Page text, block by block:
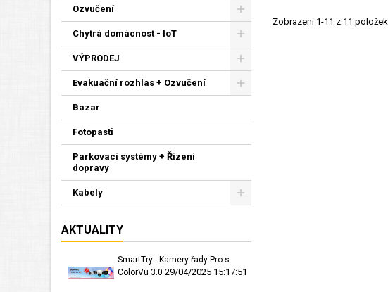
Ozvučení
Chytrá domácnost - IoT
VÝPRODEJ
Evakuační rozhlas + Ozvučení
Bazar
Fotopasti
Parkovací systémy + Řízení
dopravy
Kabely
AKTUALITY
SmartTry - Kamery řady Pro s
ColorVu 3.0 29/04/2025 15:17:51
Zobrazení 1-11 z 11 položek